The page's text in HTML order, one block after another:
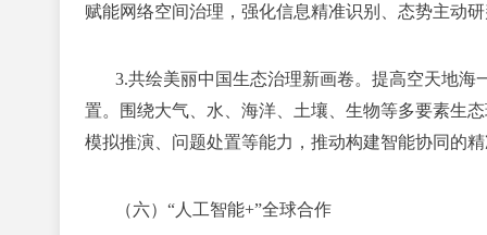
赋能网络空间治理，强化信息精准识别、态势主动
3.共绘美丽中国生态治理新画卷。 提高空天地海
置。围绕大气、水、海洋、土壤、生物等多要素生
模拟推演、问题处置等能力，推动构建智能协同的
（六）“人工智能+”全球合作